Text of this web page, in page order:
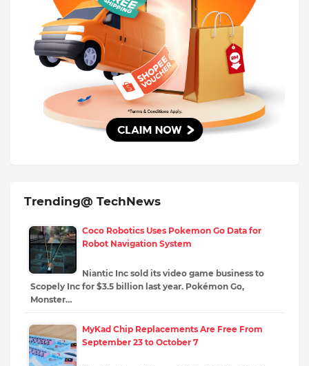
Trending@ TechNews
Coco Robotics Uses Pokemon Go Data for
Robot Navigation System
Niantic Inc sold its video game business to
Scopely Inc for $3.5 billion last year. Pokémon Go,
Monster…
MyKad Chip Replacements Are Free From
September 23 to October 7